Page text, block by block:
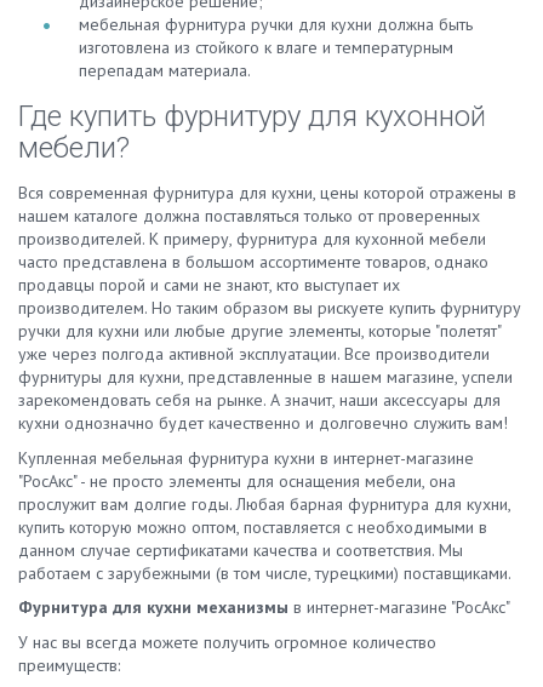
мебельная фурнитура ручки для кухни должна быть
изготовлена из стойкого к влаге и температурным
перепадам материала.
Где купить фурнитуру для кухонной
мебели?
Вся современная фурнитура для кухни, цены которой отражены в
нашем каталоге должна поставляться только от проверенных
производителей. К примеру, фурнитура для кухонной мебели
часто представлена в большом ассортименте товаров, однако
продавцы порой и сами не знают, кто выступает их
производителем. Но таким образом вы рискуете купить фурнитуру
ручки для кухни или любые другие элементы, которые "полетят"
уже через полгода активной эксплуатации. Все производители
фурнитуры для кухни, представленные в нашем магазине, успели
зарекомендовать себя на рынке. А значит, наши аксессуары для
кухни однозначно будет качественно и долговечно служить вам!
Купленная мебельная фурнитура кухни в интернет-магазине
"РосАкс" - не просто элементы для оснащения мебели, она
прослужит вам долгие годы. Любая барная фурнитура для кухни,
купить которую можно оптом, поставляется с необходимыми в
данном случае сертификатами качества и соответствия. Мы
работаем с зарубежными (в том числе, турецкими) поставщиками.
Фурнитура для кухни механизмы в интернет-магазине "РосАкс"
У нас вы всегда можете получить огромное количество
преимуществ: